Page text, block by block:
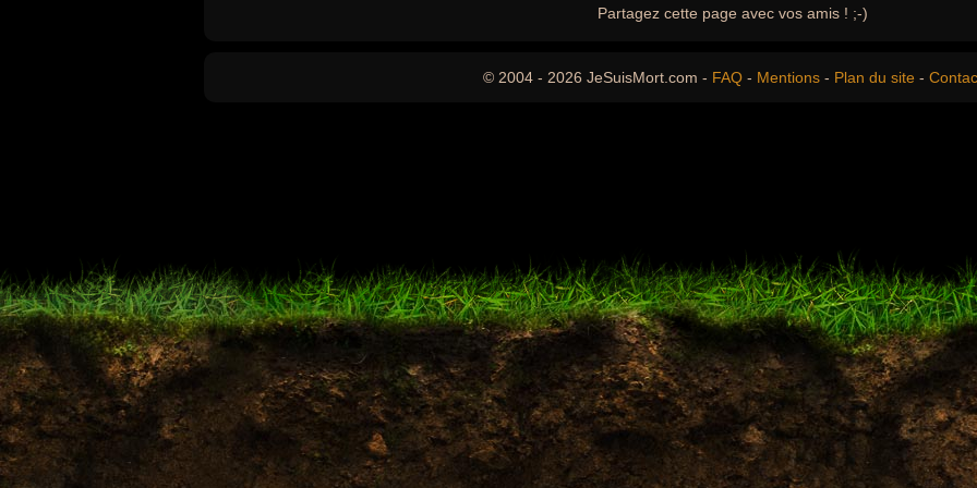
Partagez cette page avec vos amis ! ;-)
© 2004 - 2026 JeSuisMort.com - FAQ - Mentions - Plan du site -